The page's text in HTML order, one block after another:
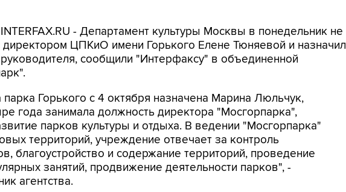
- Департамент культуры Москвы в понедельник не
директором ЦПКиО имени Горького Елене Тюняевой и назначил
сообщили "Интерфаксу" в объединенной
Горького с 4 октября назначена Марина Люльчук,
года занимала должность директора "Мосгорпарка",
парков культуры и отдыха. В ведении "Мосгорпарка"
территорий, учреждение отвечает за контроль
благоустройство и содержание территорий, проведение
занятий, продвижение деятельности парков", -
агентства.